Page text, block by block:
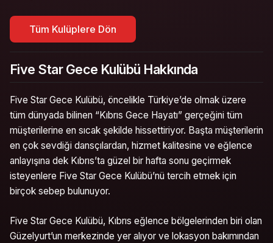
Tüm Kulüplere Dön
Five Star Gece Kulübü Hakkında
Five Star Gece Kulübü, öncelikle Türkiye’de olmak üzere
tüm dünyada bilinen “Kıbrıs Gece Hayatı” gerçeğini tüm
müşterilerine en sıcak şekilde hissettiriyor. Başta müşterilerin
en çok sevdiği dansçılardan, hizmet kalitesine ve eğlence
anlayışına dek Kıbrıs’ta güzel bir hafta sonu geçirmek
isteyenlere Five Star Gece Kulübü’nü tercih etmek için
birçok sebep bulunuyor.
Five Star Gece Kulübü, Kıbrıs eğlence bölgelerinden biri olan
Güzelyurt’un merkezinde yer alıyor ve lokasyon bakımından